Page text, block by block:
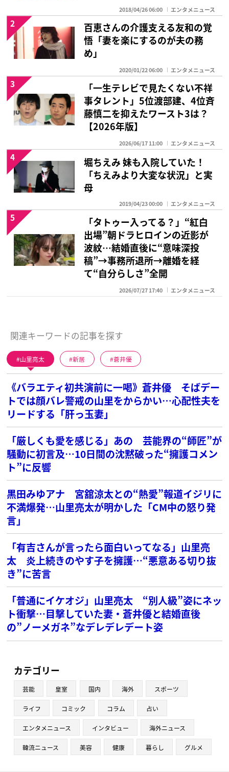
2018/04/26 06:00 エンタメニュース
百恵さんの介護支える友和の覚
悟「妻を楽にするのが夫の務
め」
2020/01/22 06:00 エンタメニュース
2
「一生テレビで見たくない不祥
事タレント」5位渡部建、4位斉
藤慎二を抑えたワースト3は？
【2026年版】
2026/06/17 11:00 エンタメニュース
3
堀ちえみ 妹も入院していた！
「ちえみより大変な状況」と実
母
2019/04/23 00:00 エンタメニュース
4
「タトゥー入ってる？」“紅白
出場”朝ドラヒロインの近影が
波紋…結婚直後に“意味深投
稿”→事務所退所→離婚を経
て“自分らしさ”全開
2026/07/27 17:40 エンタメニュース
5
関連キーワードの記事を探す
山里亮太 新居 蒼井優
《バラエティ初共演前に一喝》蒼井優 そばデー
トでは顔バレ警戒の山里をからかい…心配性夫を
リードする「肝っ玉妻」
「厳しくも愛を感じる」あの 芸能界の“師匠”が
騒動に初言及…10日間の沈黙破った“擁護コメン
ト”に反響
黒田みゆアナ 宮舘涼太との“熱愛”報道イジリに
不満爆発…山里亮太が明かした「CM中の怒り発
言」
「有吉さんが言ったら面白いってなる」山里亮
太 炎上続きのやす子を擁護…“悪意ある切り抜
き”に苦言
「普通にイケオジ」山里亮太 “別人級”姿にネッ
ト衝撃…目撃していた妻・蒼井優と結婚直後
の”ノーメガネ”なデレデレデート姿
カテゴリー
芸能 皇室 国内 海外 スポーツ
ライフ コミック コラム 占い
エンタメニュース インタビュー 海外ニュース
韓流ニュース 美容 健康 暮らし グルメ